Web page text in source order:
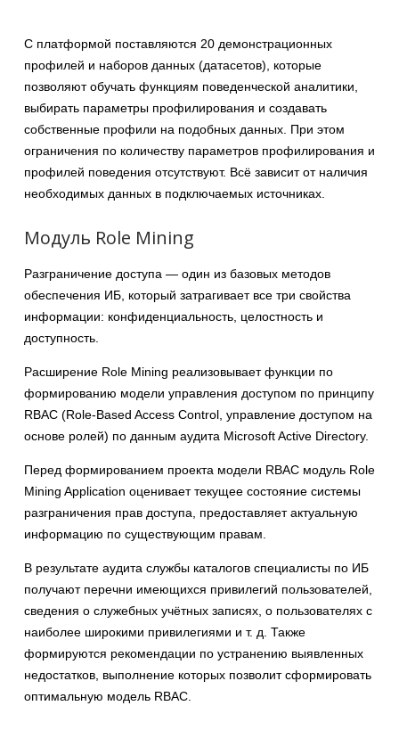
С платформой поставляются 20 демонстрационных
профилей и наборов данных (датасетов), которые
позволяют обучать функциям поведенческой аналитики,
выбирать параметры профилирования и создавать
собственные профили на подобных данных. При этом
ограничения по количеству параметров профилирования и
профилей поведения отсутствуют. Всё зависит от наличия
необходимых данных в подключаемых источниках.
Модуль Role Mining
Разграничение доступа — один из базовых методов
обеспечения ИБ, который затрагивает все три свойства
информации: конфиденциальность, целостность и
доступность.
Расширение Role Mining реализовывает функции по
формированию модели управления доступом по принципу
RBAC (Role-Based Access Control, управление доступом на
основе ролей) по данным аудита Microsoft Active Directory.
Перед формированием проекта модели RBAC модуль Role
Mining Application оценивает текущее состояние системы
разграничения прав доступа, предоставляет актуальную
информацию по существующим правам.
В результате аудита службы каталогов специалисты по ИБ
получают перечни имеющихся привилегий пользователей,
сведения о служебных учётных записях, о пользователях с
наиболее широкими привилегиями и т. д. Также
формируются рекомендации по устранению выявленных
недостатков, выполнение которых позволит сформировать
оптимальную модель RBAC.